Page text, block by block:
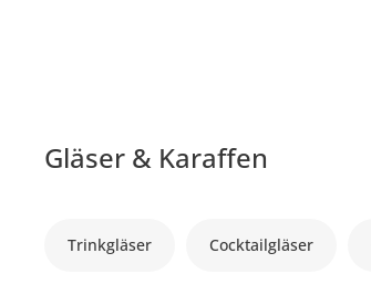
Gläser & Karaffen
Trinkgläser Cocktailgläser